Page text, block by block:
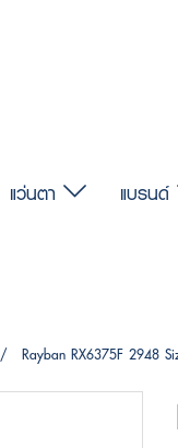
แว่นตา แบรนด์
Rayban RX6375F 2948